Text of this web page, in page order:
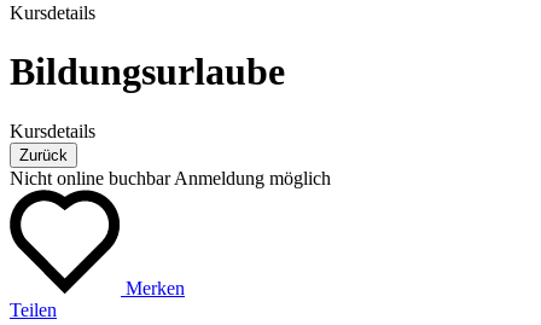
Kursdetails
Bildungsurlaube
Kursdetails
Zurück
Nicht online buchbar Anmeldung möglich
Merken
Teilen